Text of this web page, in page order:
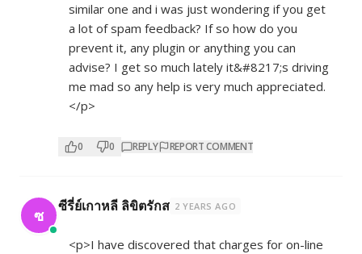
similar one and i was just wondering if you get
a lot of spam feedback? If so how do you
prevent it, any plugin or anything you can
advise? I get so much lately it&#8217;s driving
me mad so any help is very much appreciated.
</p>
0 0 REPLY REPORT COMMENT
ซ ซีรี่ย์เกาหลี ลิขิตรักส 2 YEARS AGO
<p>I have discovered that charges for on-line